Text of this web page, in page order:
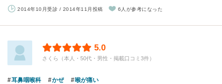
2014年10月受診 / 2014年11月投稿 6人が参考になった
5.0
さくら（本人・50代・男性・掲載口コミ3件）
耳鼻咽喉科 かぜ 喉が痛い